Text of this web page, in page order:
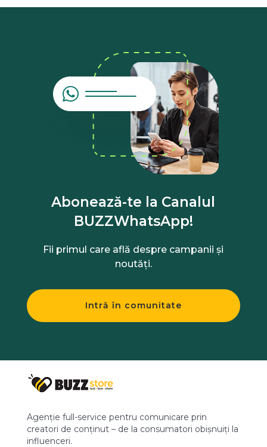
Abonează-te la Canalul
BUZZWhatsApp!
Fii primul care află despre campanii și
noutăți.
Intră în comunitate
Agenție full-service pentru comunicare prin
creatori de conținut – de la consumatori obișnuiți la
influenceri.